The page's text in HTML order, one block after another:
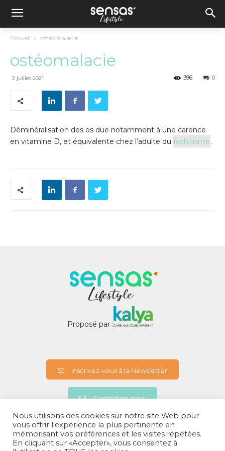
Accueil ostéomalacie
ostéomalacie
2 juillet 2021 0
396
Déminéralisation des os due notamment à une carence
en vitamine D, et équivalente chez l’adulte du rachitisme.
Proposé par :
Inscrivez-vous à la Newsletter
Contactez-nous
A propos
Politiques de confidentialités
Nous utilisons des cookies sur notre site Web pour
vous offrir l'expérience la plus pertinente en
mémorisant vos préférences et les visites répétées.
En cliquant sur «Accepter», vous consentez à